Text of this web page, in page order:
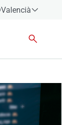
Valencià